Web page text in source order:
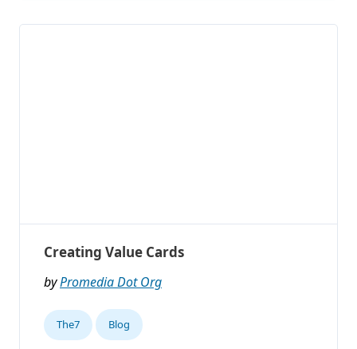
Creating Value Cards
byPromedia Dot Org
The7 Blog